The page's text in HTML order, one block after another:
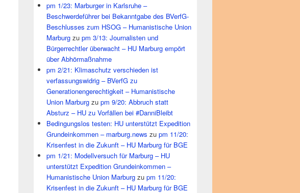
pm 1/23: Marburger in Karlsruhe –
Beschwerdeführer bei Bekanntgabe des BVerfG-
Beschlusses zum HSOG – Humanistische Union
Marburg zu pm 3/13: Journalisten und
Bürgerrechtler überwacht – HU Marburg empört
über Abhörmaßnahme
pm 2/21: Klimaschutz verschieden ist
verfassungswidrig – BVerfG zu
Generationengerechtigkeit – Humanistische
Union Marburg zu pm 9/20: Abbruch statt
Absturz – HU zu Vorfällen bei #DanniBleibt
Bedingungslos testen: HU unterstützt Expedition
Grundeinkommen – marburg.news zu pm 11/20:
Krisenfest in die Zukunft – HU Marburg für BGE
pm 1/21: Modellversuch für Marburg – HU
unterstützt Expedition Grundeinkommen –
Humanistische Union Marburg zu pm 11/20:
Krisenfest in die Zukunft – HU Marburg für BGE